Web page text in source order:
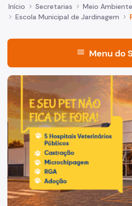
Início Secretarias Meio Ambiente
Escola Municipal de Jardinagem
menu Menu do
Início
Programação
Sobre a UMAPAZ
Biblioteca Sapucaia
Dúvidas Frequentes
Planetários
Redes Sociais
Imagem de um cachorro